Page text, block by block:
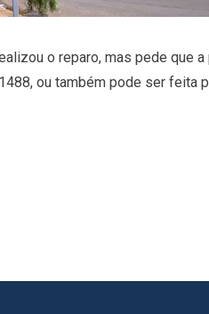
o reparo, mas pede que
ou também pode ser feita